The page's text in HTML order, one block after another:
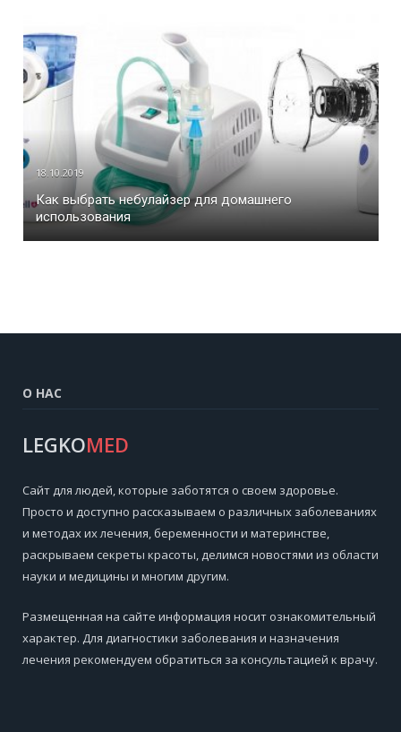
18.10.2019
Как выбрать небулайзер для домашнего
использования
О НАС
LEGKOMED
Cайт для людей, которые заботятся о своем здоровье.
Просто и доступно рассказываем о различных заболеваниях
и методах их лечения, беременности и материнстве,
раскрываем секреты красоты, делимся новостями из области
науки и медицины и многим другим.
Размещенная на сайте информация носит ознакомительный
характер. Для диагностики заболевания и назначения
лечения рекомендуем обратиться за консультацией к врачу.